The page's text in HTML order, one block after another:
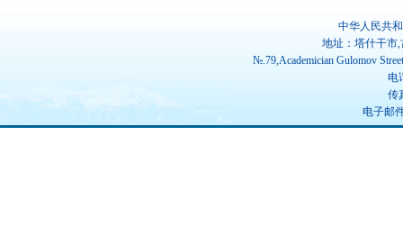
中华人民共
地址：塔什干市
№.79,Academician Gulomov
电
传
电子邮